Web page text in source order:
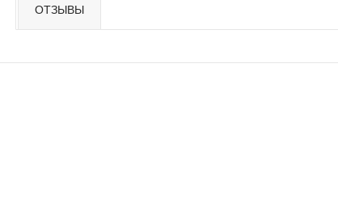
ОТЗЫВЫ